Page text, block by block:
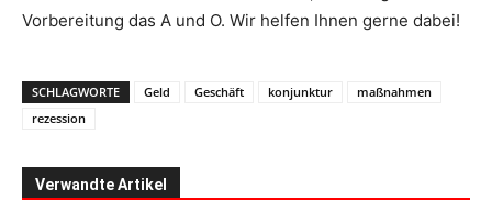
Vorbereitung das A und O. Wir helfen Ihnen gerne dabei!
SCHLAGWORTE Geld Geschäft konjunktur
maßnahmen
rezession
Verwandte Artikel